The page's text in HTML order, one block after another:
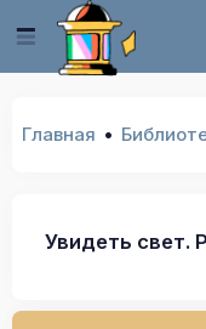
Главная
Увидеть свет.